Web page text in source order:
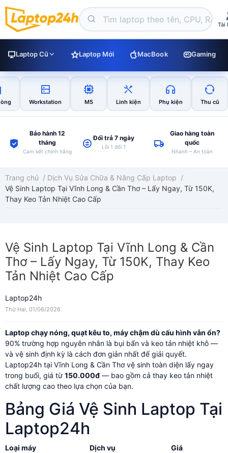
Tài
Laptop Cũ Laptop Mới MacBook Gaming
Workstation M5 Linh kiện Phụ kiện Thu cũ
Bảo hành 12
tháng
Cam kết chính hãng
Đổi trả 7 ngày
Lỗi 1 đổi 1
Giao hàng toàn
quốc
Nhanh – An toàn
Trang chủ / Dịch Vụ Sửa Chữa & Nâng Cấp Laptop /
Vệ Sinh Laptop Tại Vĩnh Long & Cần Thơ – Lấy Ngay, Từ 150K,
Thay Keo Tản Nhiệt Cao Cấp
Vệ Sinh Laptop Tại Vĩnh Long & Cần
Thơ – Lấy Ngay, Từ 150K, Thay Keo
Tản Nhiệt Cao Cấp
Laptop24h
Thứ Hai, 01/06/2026
Laptop chạy nóng, quạt kêu to, máy chậm dù cấu hình vẫn ổn?
90% trường hợp nguyên nhân là bụi bẩn và keo tản nhiệt khô —
và vệ sinh định kỳ là cách đơn giản nhất để giải quyết.
Laptop24h tại Vĩnh Long & Cần Thơ vệ sinh toàn diện lấy ngay
trong buổi, giá từ 150.000đ — bao gồm cả thay keo tản nhiệt
chất lượng cao theo lựa chọn của bạn.
Bảng Giá Vệ Sinh Laptop Tại
Laptop24h
Loại máy Dịch vụ
Giá